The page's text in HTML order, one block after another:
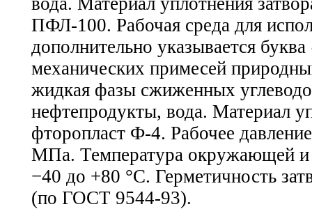
ПФЛ-100. Рабочая среда для
дополнительно указывается
механических примесей
жидкая фазы сжиженных
нефтепродукты, вода. Материал
фторопласт Ф-4. Рабочее
МПа. Температура окружающей
−40 до +80 °С. Герметичность
(по ГОСТ 9544-93).